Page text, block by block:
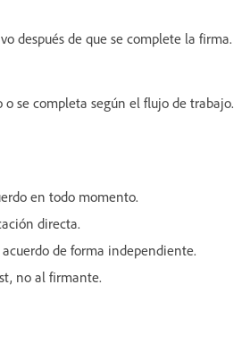
después de que se complete la firma.
se completa según el flujo de trabajo.
en todo momento.
directa.
de forma independiente.
no al firmante.